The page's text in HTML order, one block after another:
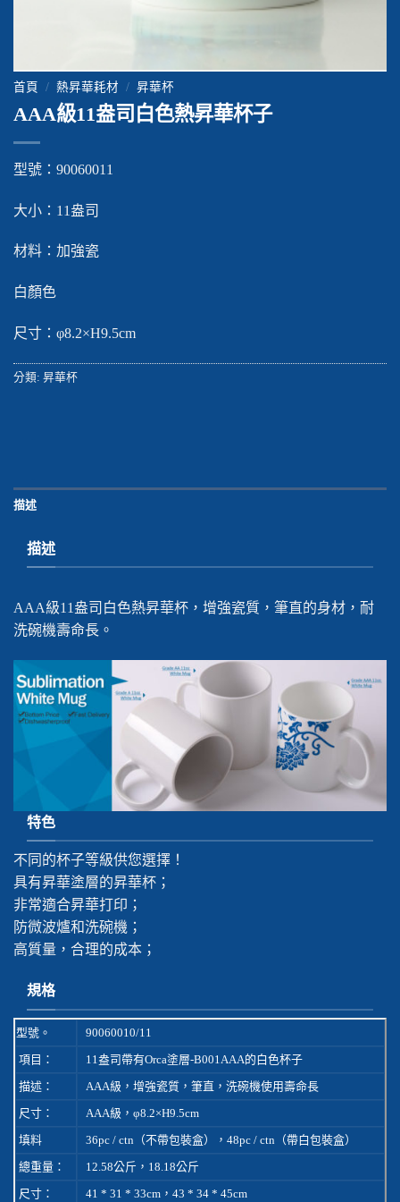
首頁 / 熱昇華耗材 / 昇華杯
AAA級11盎司白色熱昇華杯子
型號：90060011
大小：11盎司
材料：加強瓷
白顏色
尺寸：φ8.2×H9.5cm
分類: 昇華杯
描述
描述
AAA級11盎司白色熱昇華杯，增強瓷質，筆直的身材，耐
洗碗機壽命長。
特色
不同的杯子等級供您選擇！
具有昇華塗層的昇華杯；
非常適合昇華打印；
防微波爐和洗碗機；
高質量，合理的成本；
規格
型號。
90060010/11
項目：
11盎司帶有Orca塗層-B001AAA的白色杯子
描述：
AAA級，增強瓷質，筆直，洗碗機使用壽命長
尺寸：
AAA級，φ8.2×H9.5cm
填料
36pc / ctn（不帶包裝盒），48pc / ctn（帶白包裝盒）
總重量：
12.58公斤，18.18公斤
尺寸：
41 * 31 * 33cm，43 * 34 * 45cm